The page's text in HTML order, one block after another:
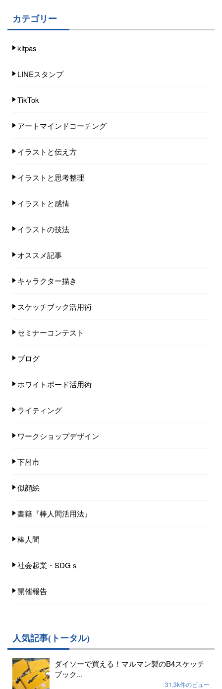
カテゴリー
kitpas
LINEスタンプ
TikTok
アートマインドコーチング
イラストと伝え方
イラストと思考整理
イラストと感情
イラストの技法
オススメ記事
キャラクター描き
スケッチブック活用術
セミナーコンテスト
ブログ
ホワイトボード活用術
ライティング
ワークショップデザイン
下呂市
似顔絵
書籍『棒人間活用法』
棒人間
社会起業・SDGｓ
開催報告
人気記事(トータル)
ダイソーで買える！マルマン製のB4スケッチ
ブック...
31.3k件のビュー